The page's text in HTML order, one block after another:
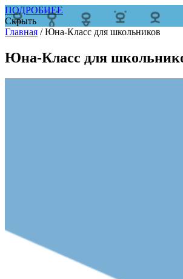
ПОДРОБНЕЕ
Скрыть
Главная / Юна-Класс для школьников
Юна-Класс для